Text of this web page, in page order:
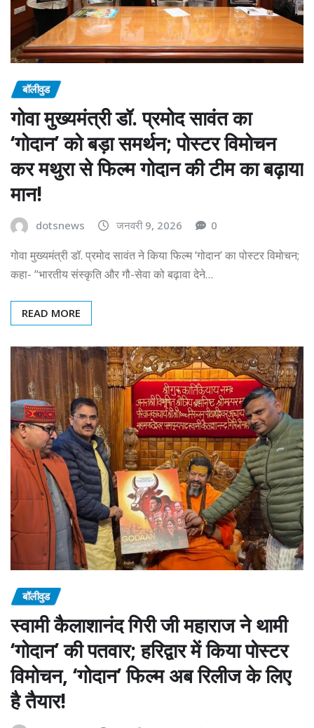
बॉलीवुड
गोवा मुख्यमंत्री डॉ. प्रमोद सावंत का
‘गोदान’ को बड़ा समर्थन; पोस्टर विमोचन
कर मथुरा से फिल्म गोदान की टीम का बढ़ाया
मान!
dotsnews जनवरी 9, 2026 0
गोवा मुख्यमंत्री डॉ. प्रमोद सावंत ने किया फिल्म ‘गोदान’ का पोस्टर विमोचन;
कहा- “भारतीय संस्कृति और गौ-सेवा को बढ़ावा देने…
READ MORE
बॉलीवुड
स्वामी कैलाशानंद गिरी जी महाराज ने थामी
‘गोदान’ की पतवार; हरिद्वार में किया पोस्टर
विमोचन, ‘गोदान’ फिल्म अब रिलीज के लिए
है तैयार!